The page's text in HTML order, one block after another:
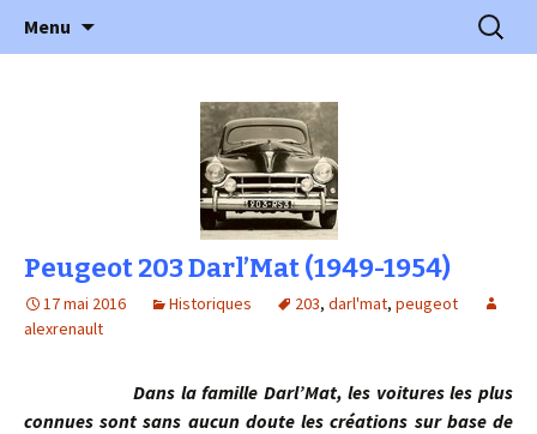
l'Automobile Ancienne
l'automobile ancienne : articles, historiques
…
Menu
Peugeot 203 Darl’Mat (1949-1954)
17 mai 2016 Historiques 203, darl'mat, peugeot
alexrenault
Dans la famille Darl’Mat, les voitures les plus
connues sont sans aucun doute les créations sur base de